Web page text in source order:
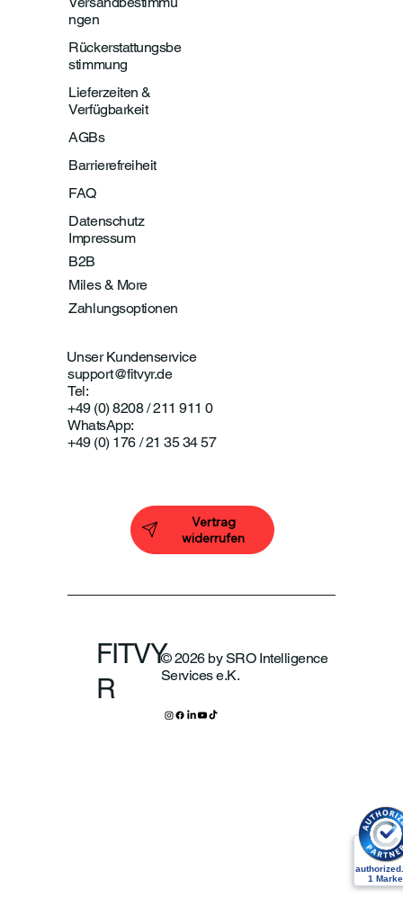
FAQ
ngen
Rückerstattungsbe
stimmung
AGBs
Lieferzeiten &
Verfügbarkeit
Datenschutz
Barrierefreiheit
Impressum
B2B
Miles & More
Zahlungsoptionen
Unser Kundenservice
support@fitvyr.de
Tel:
+49 (0) 8208 / 211 911 0
WhatsApp:
+49 (0) 176 / 21 35 34 57
Vertrag
widerrufen
FITVY
R
© 2026 by SRO Intelligence
Services e.K.